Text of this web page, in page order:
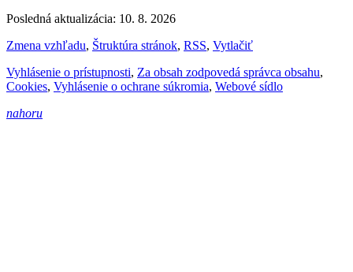
Posledná aktualizácia: 10. 8. 2026
Zmena vzhľadu, Štruktúra stránok, RSS, Vytlačiť
Vyhlásenie o prístupnosti, Za obsah zodpovedá správca obsahu,
Cookies, Vyhlásenie o ochrane súkromia, Webové sídlo
nahoru